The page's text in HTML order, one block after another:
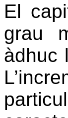
El
grau
àdhuc